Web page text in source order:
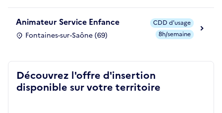
Animateur Service Enfance
Fontaines-sur-Saône (69)
CDD d'usage
8h/semaine
Découvrez l'offre d'insertion
disponible sur votre territoire